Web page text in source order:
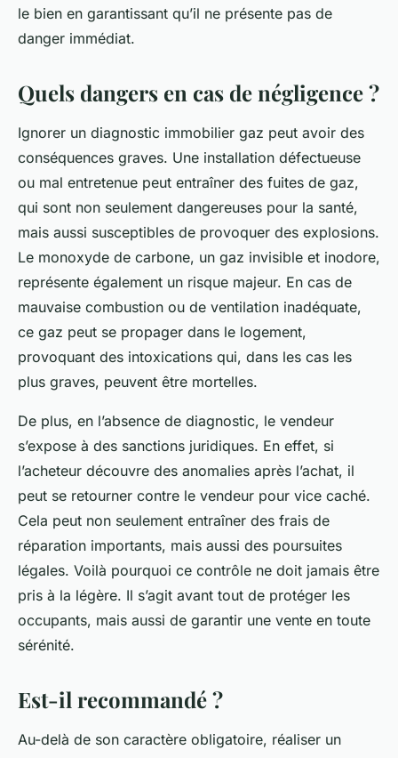
le bien en garantissant qu’il ne présente pas de
danger immédiat.
Quels dangers en cas de négligence ?
Ignorer un diagnostic immobilier gaz peut avoir des
conséquences graves. Une installation défectueuse
ou mal entretenue peut entraîner des fuites de gaz,
qui sont non seulement dangereuses pour la santé,
mais aussi susceptibles de provoquer des explosions.
Le monoxyde de carbone, un gaz invisible et inodore,
représente également un risque majeur. En cas de
mauvaise combustion ou de ventilation inadéquate,
ce gaz peut se propager dans le logement,
provoquant des intoxications qui, dans les cas les
plus graves, peuvent être mortelles.
De plus, en l’absence de diagnostic, le vendeur
s’expose à des sanctions juridiques. En effet, si
l’acheteur découvre des anomalies après l’achat, il
peut se retourner contre le vendeur pour vice caché.
Cela peut non seulement entraîner des frais de
réparation importants, mais aussi des poursuites
légales. Voilà pourquoi ce contrôle ne doit jamais être
pris à la légère. Il s’agit avant tout de protéger les
occupants, mais aussi de garantir une vente en toute
sérénité.
Est-il recommandé ?
Au-delà de son caractère obligatoire, réaliser un